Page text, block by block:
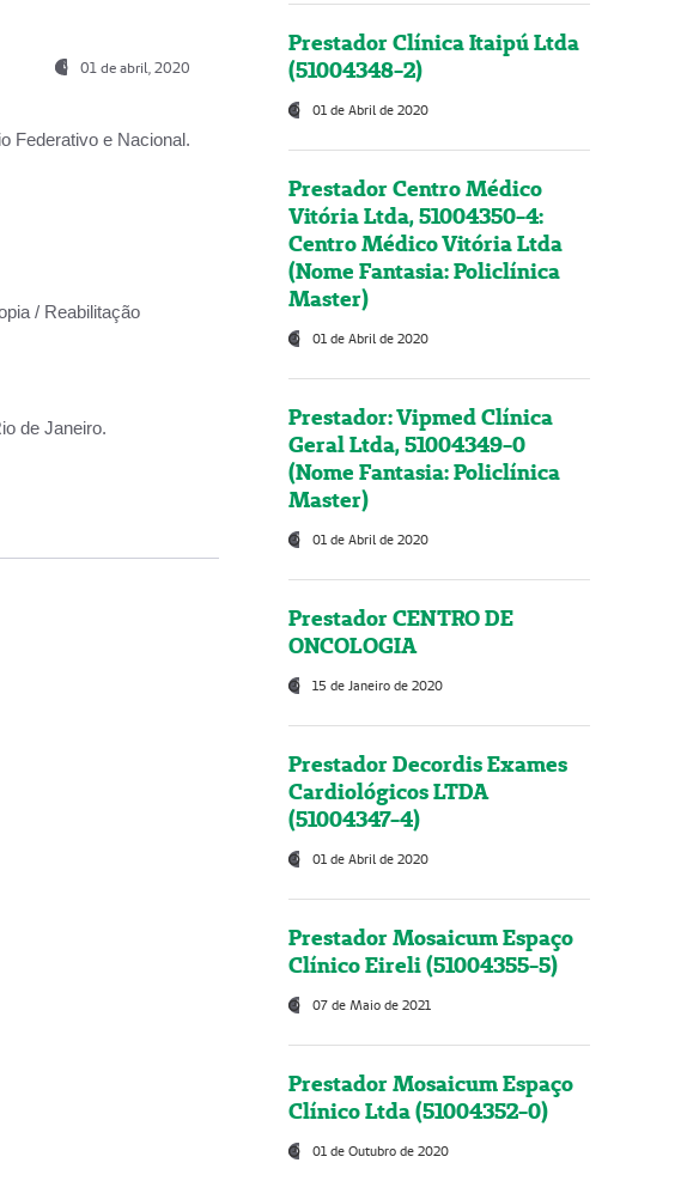
01 de abril, 2020
Federativo e Nacional.
/ Reabilitação
de Janeiro.
Prestador Clínica Itaipú Ltda
(51004348-2)
01 de Abril de 2020
Prestador Centro Médico
Vitória Ltda, 51004350-4:
Centro Médico Vitória Ltda
(Nome Fantasia: Policlínica
Master)
01 de Abril de 2020
Prestador: Vipmed Clínica
Geral Ltda, 51004349-0
(Nome Fantasia: Policlínica
Master)
01 de Abril de 2020
Prestador CENTRO DE
ONCOLOGIA
15 de Janeiro de 2020
Prestador Decordis Exames
Cardiológicos LTDA
(51004347-4)
01 de Abril de 2020
Prestador Mosaicum Espaço
Clínico Eireli (51004355-5)
07 de Maio de 2021
Prestador Mosaicum Espaço
Clínico Ltda (51004352-0)
01 de Outubro de 2020